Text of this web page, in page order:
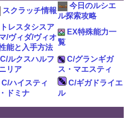
スクラッチ情報
今日のルシエ
ル探索攻略
トレスタシスア
/ヴィダ/ヴィオ
能と入手方法
EX特殊能力一
覧
C/ルクスハルフ
リア
C/グランギガ
ス・マエスティ
C/ハイスティ
ドミナ
C/ギガドライエ
ル